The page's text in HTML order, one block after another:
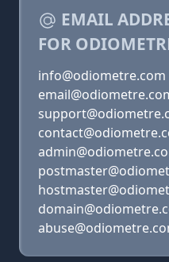
EMAIL
FOR
info@odiometre.com